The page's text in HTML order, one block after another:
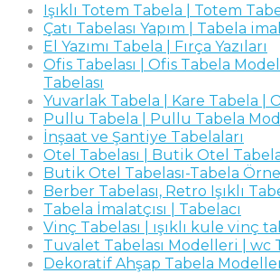
Işıklı Totem Tabela | Totem
Çatı Tabelası Yapım | Tabela
El Yazımı Tabela | Fırça Yazıları
Ofis Tabelası | Ofis Tabela
Tabelası
Yuvarlak Tabela | Kare Tabela |
Pullu Tabela | Pullu Tabela
İnşaat ve Şantiye Tabelaları
Otel Tabelası | Butik Otel
Butik Otel Tabelası-Tabela
Berber Tabelası, Retro Işıklı
Tabela İmalatçısı | Tabelacı
Vinç Tabelası | ışıklı kule vinç
Tuvalet Tabelası Modelleri | wc
Dekoratif Ahşap Tabela